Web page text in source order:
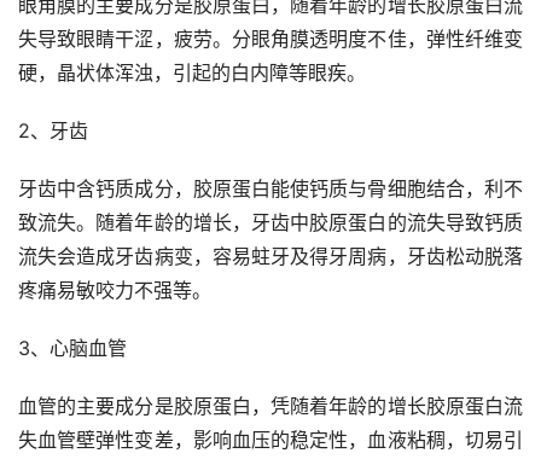
失导致眼睛干涩，疲劳。分眼角膜透明度不佳，弹性纤维变
硬，晶状体浑浊，引起的白内障等眼疾。
2、牙齿
牙齿中含钙质成分，胶原蛋白能使钙质与骨细胞结合，利不
致流失。随着年龄的增长，牙齿中胶原蛋白的流失导致钙质
流失会造成牙齿病变，容易蛀牙及得牙周病，牙齿松动脱落
疼痛易敏咬力不强等。
3、心脑血管
血管的主要成分是胶原蛋白，凭随着年龄的增长胶原蛋白流
失血管壁弹性变差，影响血压的稳定性，血液粘稠，切易引